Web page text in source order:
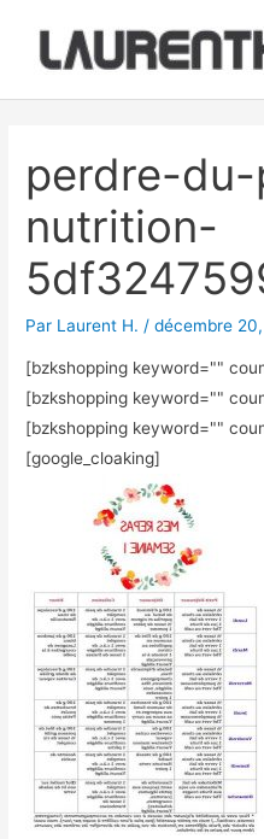
contenu
perdre-
nutrition-
Par Laurent H. /décembre
[bzkshopping keyword=""
[bzkshopping keyword=""
[bzkshopping keyword=""
[google_cloaking]
articles